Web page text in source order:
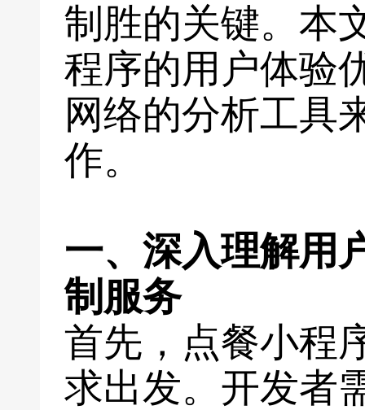
制胜的关键。本
程序的用户体验
网络的分析工具
作。
一、深入理解用
制服务
首先，点餐小程
求出发。开发者